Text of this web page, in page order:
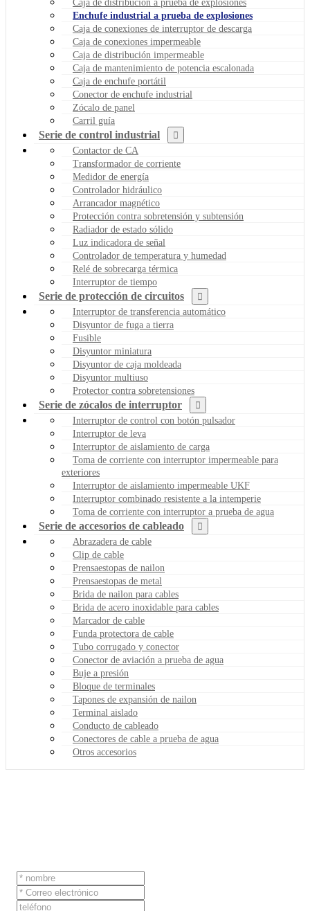
Caja de distribución a prueba de explosiones
Enchufe industrial a prueba de explosiones
Caja de conexiones de interruptor de descarga
Caja de conexiones impermeable
Caja de distribución impermeable
Caja de mantenimiento de potencia escalonada
Caja de enchufe portátil
Conector de enchufe industrial
Zócalo de panel
Carril guía
Serie de control industrial
Contactor de CA
Transformador de corriente
Medidor de energía
Controlador hidráulico
Arrancador magnético
Protección contra sobretensión y subtensión
Radiador de estado sólido
Luz indicadora de señal
Controlador de temperatura y humedad
Relé de sobrecarga térmica
Interruptor de tiempo
Serie de protección de circuitos
Interruptor de transferencia automático
Disyuntor de fuga a tierra
Fusible
Disyuntor miniatura
Disyuntor de caja moldeada
Disyuntor multiuso
Protector contra sobretensiones
Serie de zócalos de interruptor
Interruptor de control con botón pulsador
Interruptor de leva
Interruptor de aislamiento de carga
Toma de corriente con interruptor impermeable para
exteriores
Interruptor de aislamiento impermeable UKF
Interruptor combinado resistente a la intemperie
Toma de corriente con interruptor a prueba de agua
Serie de accesorios de cableado
Abrazadera de cable
Clip de cable
Prensaestopas de nailon
Prensaestopas de metal
Brida de nailon para cables
Brida de acero inoxidable para cables
Marcador de cable
Funda protectora de cable
Tubo corrugado y conector
Conector de aviación a prueba de agua
Buje a presión
Bloque de terminales
Tapones de expansión de nailon
Terminal aislado
Conducto de cableado
Conectores de cable a prueba de agua
Otros accesorios